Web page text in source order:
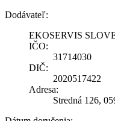
Dodávateľ:
EKOSERVIS
IČO:
31714030
DIČ:
2020517422
Adresa:
Stredná 126,